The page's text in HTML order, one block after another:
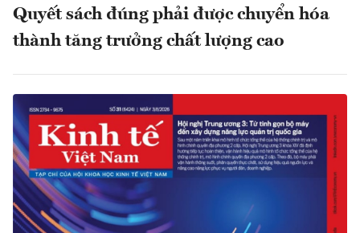
Quyết sách đúng phải được chuyển hóa
thành tăng trưởng chất lượng cao